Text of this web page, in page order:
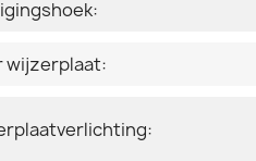
wijzerplaat: